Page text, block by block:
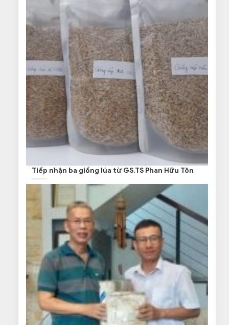
Tiếp nhận ba giống lúa từ GS.TS Phan Hữu Tôn